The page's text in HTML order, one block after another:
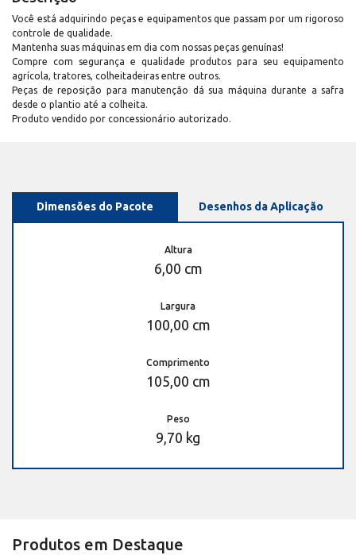
Você está adquirindo peças e equipamentos que passam por um rigoroso
controle de qualidade.
Mantenha suas máquinas em dia com nossas peças genuínas!
Compre com segurança e qualidade produtos para seu equipamento
agrícola, tratores, colheitadeiras entre outros.
Peças de reposição para manutenção dá sua máquina durante a safra
desde o plantio até a colheita.
Produto vendido por concessionário autorizado.
Dimensões do Pacote Desenhos da Aplicação
Altura
6,00 cm
Largura
100,00 cm
Comprimento
105,00 cm
Peso
9,70 kg
Produtos em Destaque